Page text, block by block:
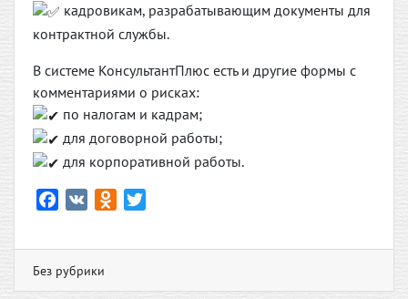
кадровикам, разрабатывающим документы для
контрактной службы.
В системе КонсультантПлюс есть и другие формы с
комментариями о рисках:
по налогам и кадрам;
для договорной работы;
для корпоративной работы.
e
b
k
t
Без рубрики